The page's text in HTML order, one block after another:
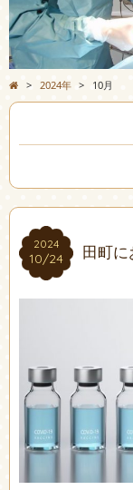
> 2024年 > 10月
2024
10/24
2024
10/24 田町